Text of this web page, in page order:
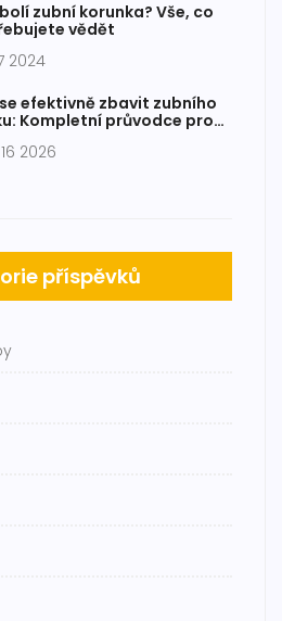
zubní korunka? Vše, co
vědět
2024
efektivně zbavit zubního
Kompletní průvodce pro
2026
příspěvků